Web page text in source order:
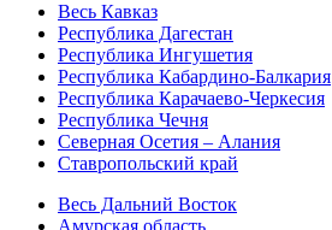
Весь Кавказ
Республика Дагестан
Республика Ингушетия
Республика Кабардино-Балкария
Республика Карачаево-Черкесия
Республика Чечня
Северная Осетия – Алания
Ставропольский край
Весь Дальний Восток
Амурская область